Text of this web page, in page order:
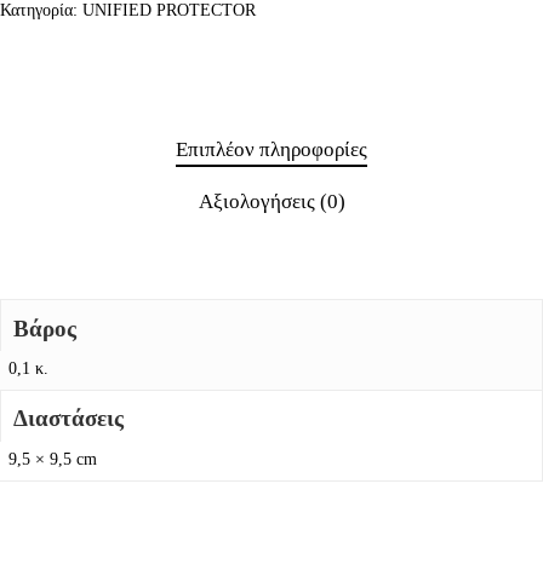
Κατηγορία: UNIFIED PROTECTOR
Επιπλέον πληροφορίες
Αξιολογήσεις (0)
Βάρος
0,1 κ.
Διαστάσεις
9,5 × 9,5 cm